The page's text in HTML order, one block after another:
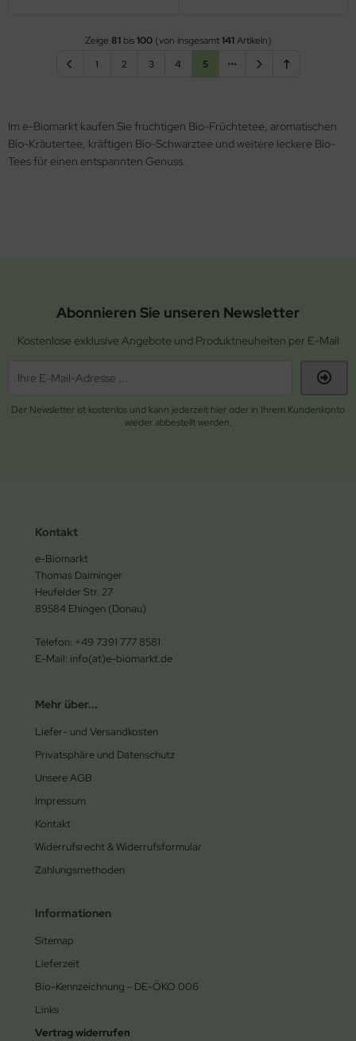
Zeige 81bis100(von insgesamt141Artikeln)
1
2 3 4 5
Im e-Biomarkt kaufen Sie fruchtigen Bio-Früchtetee, aromatischen
Bio-Kräutertee, kräftigen Bio-Schwarztee und weitere leckere Bio-
Tees für einen entspannten Genuss.
Abonnieren Sie unseren Newsletter
Kostenlose exklusive Angebote und Produktneuheiten per E-Mail
Der Newsletter ist kostenlos und kann jederzeit hier oder in Ihrem Kundenkonto
wieder abbestellt werden.
Kontakt
e-Biomarkt
Thomas Daiminger
Heufelder Str. 27
89584 Ehingen (Donau)
Telefon: +49 7391 777 8581
E-Mail: info(at)e-biomarkt.de
Mehr über...
Liefer- und Versandkosten
Privatsphäre und Datenschutz
Unsere AGB
Impressum
Kontakt
Widerrufsrecht & Widerrufsformular
Zahlungsmethoden
Informationen
Sitemap
Lieferzeit
Bio-Kennzeichnung - DE-ÖKO 006
Links
Vertrag widerrufen